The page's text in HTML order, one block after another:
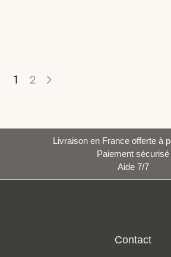
1 2
Livraison en France offerte à
Paiement sécurisé
Aide 7/7
Contact